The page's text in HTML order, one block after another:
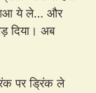
ये ले… और
दिया। अब
पर ड्रिंक ले